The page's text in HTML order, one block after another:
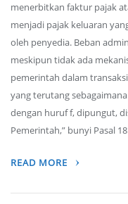
menerbitkan faktur pajak
menjadi pajak keluaran
oleh penyedia. Beban
meskipun tidak ada
pemerintah dalam
yang terutang
dengan huruf f, dipungut,
Pemerintah,” bunyi Pasal
READ MORE